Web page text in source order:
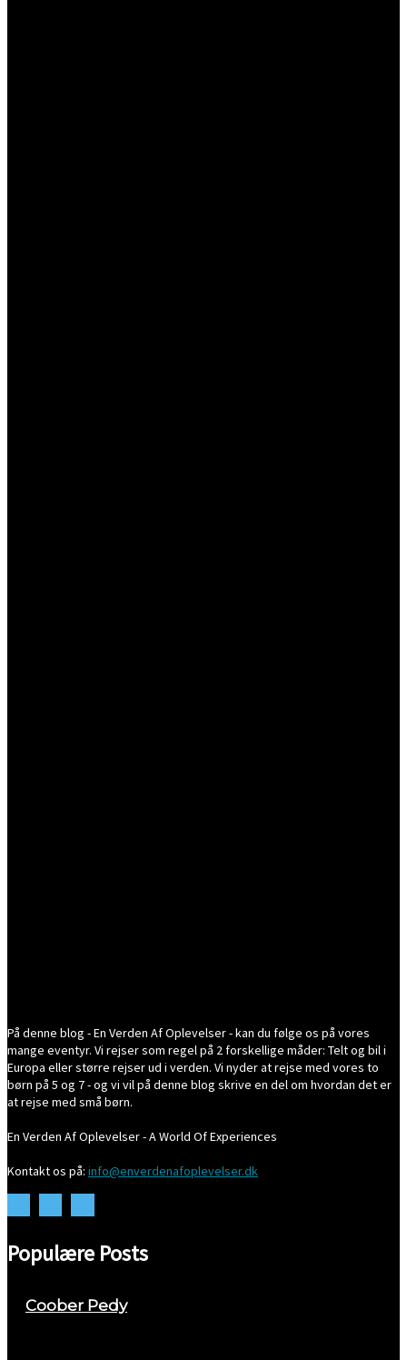
På denne blog - En Verden Af Oplevelser - kan du følge os på vores
mange eventyr. Vi rejser som regel på 2 forskellige måder: Telt og bil i
Europa eller større rejser ud i verden. Vi nyder at rejse med vores to
børn på 5 og 7 - og vi vil på denne blog skrive en del om hvordan det er
at rejse med små børn.
En Verden Af Oplevelser - A World Of Experiences
Kontakt os på: info@enverdenafoplevelser.dk
Populære Posts
Coober Pedy